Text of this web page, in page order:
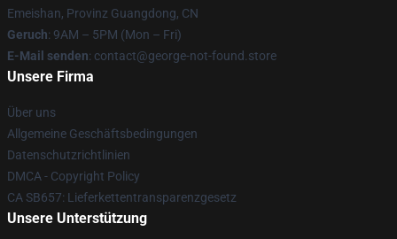
Emeishan, Provinz Guangdong, CN
Geruch: 9AM – 5PM (Mon – Fri)
E-Mail senden: contact@george-not-found.store
Unsere Firma
Über uns
Allgemeine Geschäftsbedingungen
Datenschutzrichtlinien
DMCA - Copyright Policy
CA SB657: Lieferkettentransparenzgesetz
Unsere Unterstützung